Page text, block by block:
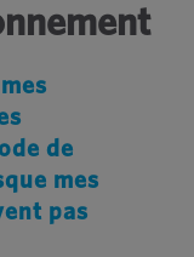
de
mes
pas